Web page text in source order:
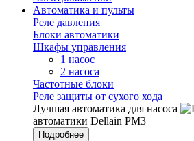
Автоматика и пульты
Реле давления
Блоки автоматики
Шкафы управления
1 насос
2 насоса
Частотные блоки
Реле защиты от сухого хода
Лучшая автоматика для насоса
автоматики Dellain PM3
Подробнее